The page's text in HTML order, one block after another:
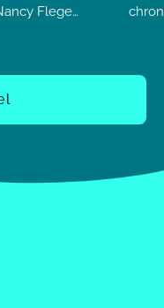
Flege